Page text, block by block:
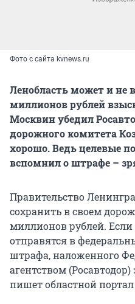
Фото с сайта kvnews.ru
Ленобласть может и не
миллионов рублей
Москвин убедил
дорожного комитета
хорошо. Ведь целевые
вспомнил о штрафе –
Правительство
сохранить в своем
миллионов рублей. Если
отправятся в
штрафа, наложенного
агентством
пишет областной